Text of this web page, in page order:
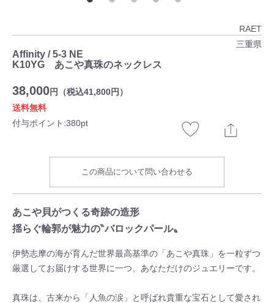
RAET
三重県
Affinity / 5-3 NE
K10YG あこや真珠のネックレス
38,000円（税込41,800円）
送料無料
付与ポイント:380pt
この商品について問い合わせる
あこや貝がつくる奇跡の造形
揺らぐ輪郭が魅力の‶バロックパール〟
伊勢志摩の海が育んだ世界最高基準の「あこや真珠」を一粒ずつ
厳選してお届けする世界に一つ、あなただけのジュエリーです。
真珠は、古来から「人魚の涙」と呼ばれ貴重な宝石として愛され